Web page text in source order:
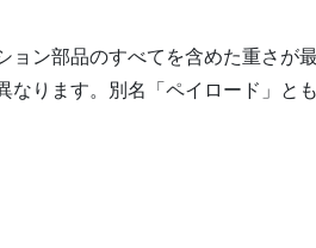
ン部品のすべてを含めた重さが
ります。別名「ペイロード」と